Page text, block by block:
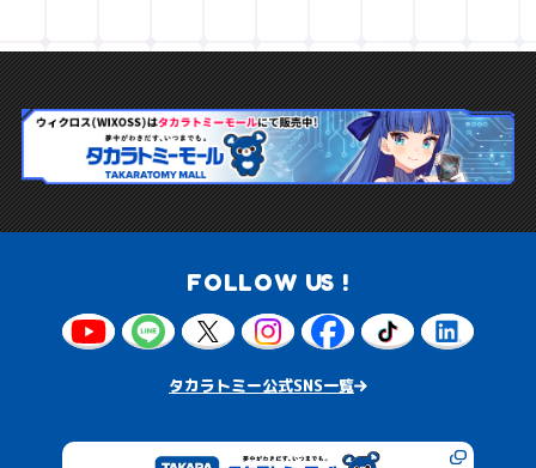
FOLLOW US !
タカラトミー公式SNS一覧